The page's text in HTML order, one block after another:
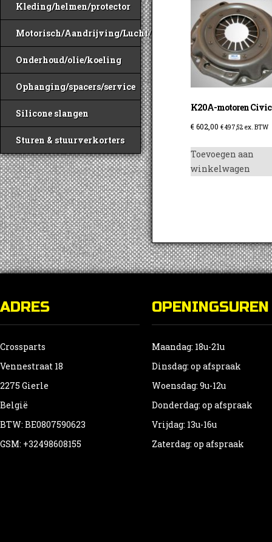
Kleding/helmen/protector
Motorisch/Aandrijving/Lucht/Benzine
Onderhoud/olie/koeling
Ophanging/spacers/service
Silicone slangen
Sturen & stuurverkorters
K20A-motoren Civic
€602,00 €497,52 ex. BTW
Toevoegen aan
winkelwagen
ADRES
Crossparts
Vennestraat 18
2275 Gierle
België
BTW: BE0807590623
GSM: +32498608155
OPENINGSUREN
Maandag: 18u-21u
Dinsdag: op afspraak
Woensdag: 9u-12u
Donderdag: op afspraak
Vrijdag: 13u-16u
Zaterdag: op afspraak